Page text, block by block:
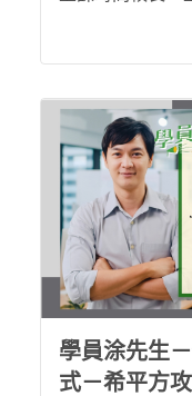
調配上課時間
容也豐富且有趣
其他同學！！
學員涂先生
式－希平方